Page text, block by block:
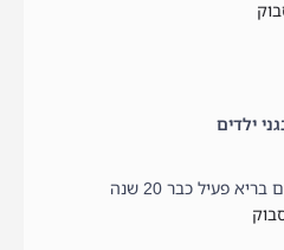
ילדים
פעיל כבר 20 שנה